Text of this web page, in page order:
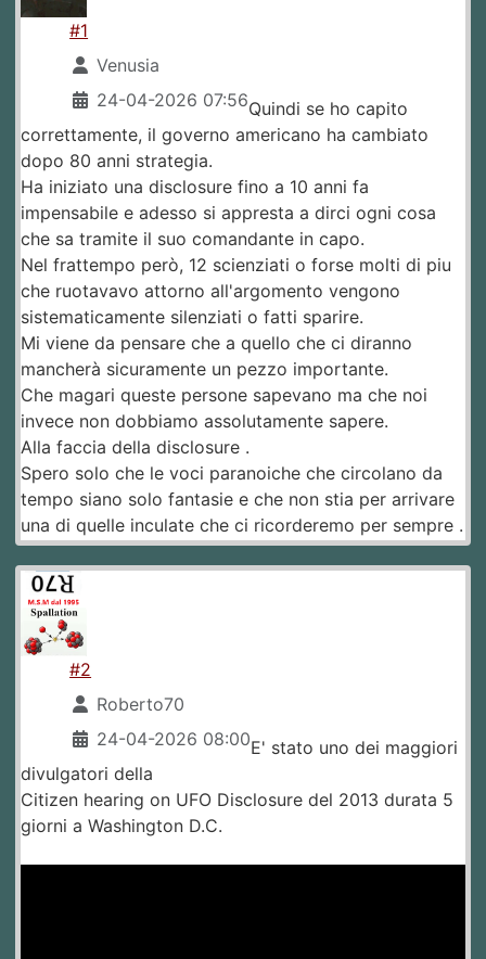
#1
Venusia
24-04-2026 07:56Quindi se ho capito
correttamente, il governo americano ha cambiato
dopo 80 anni strategia.
Ha iniziato una disclosure fino a 10 anni fa
impensabile e adesso si appresta a dirci ogni cosa
che sa tramite il suo comandante in capo.
Nel frattempo però, 12 scienziati o forse molti di piu
che ruotavavo attorno all'argomento vengono
sistematicamente silenziati o fatti sparire.
Mi viene da pensare che a quello che ci diranno
mancherà sicuramente un pezzo importante.
Che magari queste persone sapevano ma che noi
invece non dobbiamo assolutamente sapere.
Alla faccia della disclosure .
Spero solo che le voci paranoiche che circolano da
tempo siano solo fantasie e che non stia per arrivare
una di quelle inculate che ci ricorderemo per sempre .
#2
Roberto70
24-04-2026 08:00E' stato uno dei maggiori
divulgatori della
Citizen hearing on UFO Disclosure del 2013 durata 5
giorni a Washington D.C.